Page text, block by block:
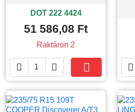
DOT 222 4424
51 586,08 Ft
Raktáron 2
   